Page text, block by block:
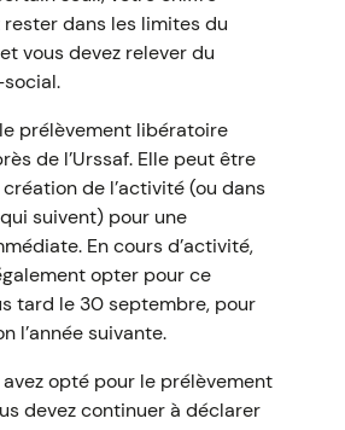
rester dans les limites du
vous devez relever du
prélèvement libératoire
de l’Urssaf. Elle peut être
de l’activité (ou dans
suivent) pour une
En cours d’activité,
opter pour ce
tard le 30 septembre, pour
l’année suivante.
opté pour le prélèvement
devez continuer à déclarer